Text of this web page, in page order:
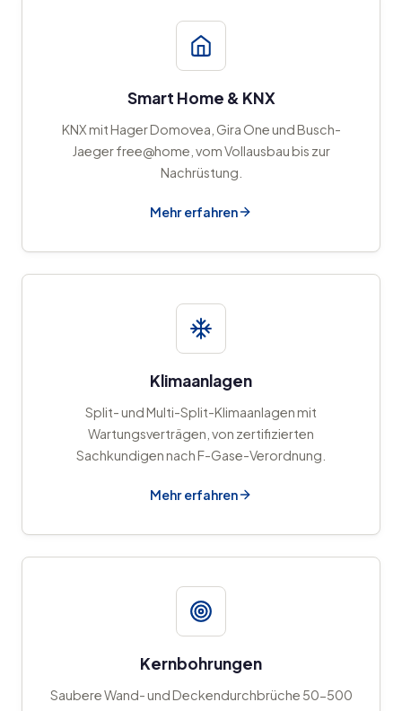
Smart Home & KNX
KNX mit Hager Domovea, Gira One und Busch-
Jaeger free@home, vom Vollausbau bis zur
Nachrüstung.
Mehr erfahren
Klimaanlagen
Split- und Multi-Split-Klimaanlagen mit
Wartungsverträgen, von zertifizierten
Sachkundigen nach F-Gase-Verordnung.
Mehr erfahren
Kernbohrungen
Saubere Wand- und Deckendurchbrüche 50-500